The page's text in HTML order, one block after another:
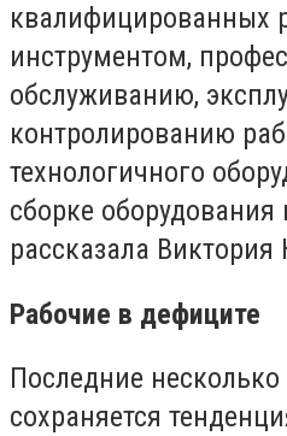
квалифицированных
инструментом,
обслуживанию,
контролированию
технологичного
сборке
рассказала Виктория
Рабочие в дефиците
Последние
сохраняется